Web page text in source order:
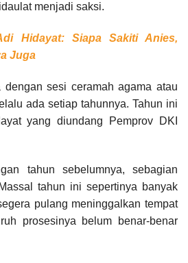
menjadi saksi.
Hidayat: Siapa Sakiti Anies,
Juga
dengan sesi ceramah agama atau
ada setiap tahunnya. Tahun ini
yang diundang Pemprov DKI
tahun sebelumnya, sebagian
tahun ini sepertinya banyak
pulang meninggalkan tempat
prosesinya belum benar-benar